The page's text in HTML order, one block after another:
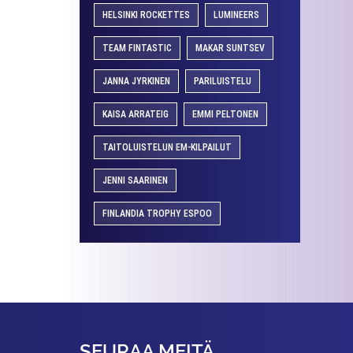
HELSINKI ROCKETTES LUMINEERS
TEAM FINTASTIC MAKAR SUNTSEV
JANNA JYRKINEN PARILUISTELU
KAISA ARRATEIG EMMI PELTONEN
TAITOLUISTELUN EM-KILPAILUT
JENNI SAARINEN
FINLANDIA TROPHY ESPOO